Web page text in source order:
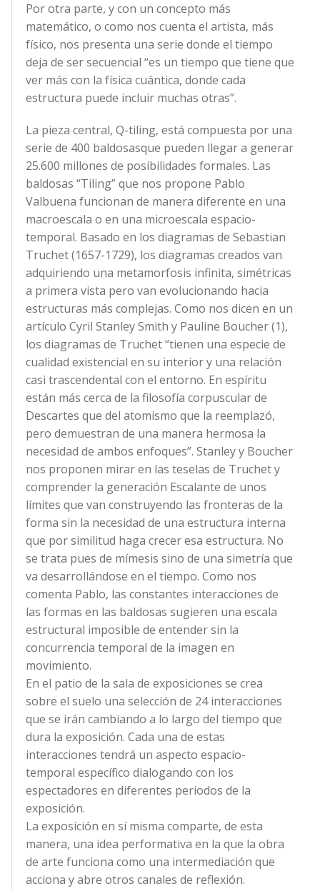
Por otra parte, y con un concepto más
matemático, o como nos cuenta el artista, más
físico, nos presenta una serie donde el tiempo
deja de ser secuencial “es un tiempo que tiene que
ver más con la física cuántica, donde cada
estructura puede incluir muchas otras”.
La pieza central, Q-tiling, está compuesta por una
serie de 400 baldosasque pueden llegar a generar
25.600 millones de posibilidades formales. Las
baldosas “Tiling” que nos propone Pablo
Valbuena funcionan de manera diferente en una
macroescala o en una microescala espacio-
temporal. Basado en los diagramas de Sebastian
Truchet (1657-1729), los diagramas creados van
adquiriendo una metamorfosis infinita, simétricas
a primera vista pero van evolucionando hacia
estructuras más complejas. Como nos dicen en un
artículo Cyril Stanley Smith y Pauline Boucher (1),
los diagramas de Truchet “tienen una especie de
cualidad existencial en su interior y una relación
casi trascendental con el entorno. En espíritu
están más cerca de la filosofía corpuscular de
Descartes que del atomismo que la reemplazó,
pero demuestran de una manera hermosa la
necesidad de ambos enfoques”. Stanley y Boucher
nos proponen mirar en las teselas de Truchet y
comprender la generación Escalante de unos
límites que van construyendo las fronteras de la
forma sin la necesidad de una estructura interna
que por similitud haga crecer esa estructura. No
se trata pues de mímesis sino de una simetría que
va desarrollándose en el tiempo. Como nos
comenta Pablo, las constantes interacciones de
las formas en las baldosas sugieren una escala
estructural imposible de entender sin la
concurrencia temporal de la imagen en
movimiento.
En el patio de la sala de exposiciones se crea
sobre el suelo una selección de 24 interacciones
que se irán cambiando a lo largo del tiempo que
dura la exposición. Cada una de estas
interacciones tendrá un aspecto espacio-
temporal específico dialogando con los
espectadores en diferentes periodos de la
exposición.
La exposición en sí misma comparte, de esta
manera, una idea performativa en la que la obra
de arte funciona como una intermediación que
acciona y abre otros canales de reflexión.